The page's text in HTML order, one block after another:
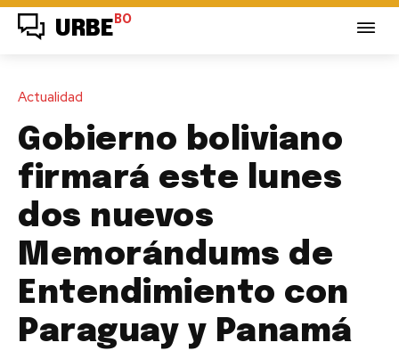
URBE BO
Actualidad
Gobierno boliviano
firmará este lunes
dos nuevos
Memorándums de
Entendimiento con
Paraguay y Panamá